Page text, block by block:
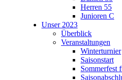
Herren 55
Junioren C
Unser 2023
Überblick
Veranstaltungen
Winterturnier
Saisonstart
Sommerfest